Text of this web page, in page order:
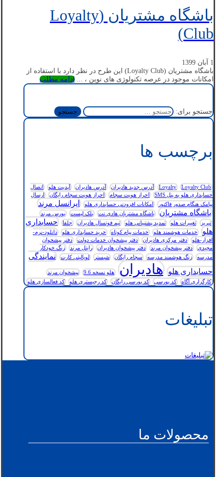
باشگاه مشتریان (Loyalty
Club)
1 آبان 1399
باشگاه مشتریان (Loyalty Club) این طرح در نظر دارد با استفاده از
امکانات موجود در عرصه تکنولوژی های نوین ، ... ادامه مطلب
جستجو برای:
برچسب ها
Loyalty Loyalty Club آدرس جدید هادیران آدرس هادیران آپدیت هلو
اتصال
حسابداری هلو به پنل SMS
احراز هویت سجام احراز هویت سجام رایگان
ارسال
پیامک هنگام صدور فاکتور
امکانات افزودنی حسابداری هلو
ایرانسل مرند
باشگاه مشتریان
باشگاه مشتریان هادی نت بلک لیست
بورس مرند
تبریز
تغییرات هلو تمدید پشتیبانی هلو تیم فوتسال هادیران جلفا
حسابداری
هلو
خدمات هوشمند هلو خدمات پیام کوتاه خرید حسابداری هلو
دانلود-نرم-
افزار-هلو
دفتر مرکزی هادیران دفتر پیشخوان خدمات دولت
دفتر پیشخوان
مجیدی
دفتر پیشخوان مرند دفتر پیشخوان هادیران رایتل مرند
زنگ خودکار
مدرسه
زنگ هوشمند مدرسه سجام رایگان شبستر لویالیتی کارت
نمایندگی
حسابداری هلو هادیران هلو نسخه 9.6
پیشخوان مرند
کارگزاری آگاه
کد بورسی کد بورسی رایگان کد رجیستری هلو کد فعالسازی هلو
تبلیغات
محصولات ما